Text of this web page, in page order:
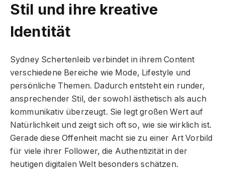
Stil und ihre kreative
Identität
Sydney Schertenleib verbindet in ihrem Content
verschiedene Bereiche wie Mode, Lifestyle und
persönliche Themen. Dadurch entsteht ein runder,
ansprechender Stil, der sowohl ästhetisch als auch
kommunikativ überzeugt. Sie legt großen Wert auf
Natürlichkeit und zeigt sich oft so, wie sie wirklich ist.
Gerade diese Offenheit macht sie zu einer Art Vorbild
für viele ihrer Follower, die Authentizität in der
heutigen digitalen Welt besonders schätzen.